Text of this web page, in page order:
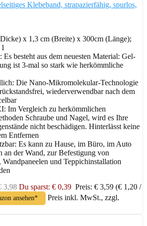
Klebeband, strapazierfähig, spurlos,
x 1,3 cm (Breite) x 300cm (Länge);
Es besteht aus dem neuesten Material: Gel-
ist 3-mal so stark wie herkömmliche
Die Nano-Mikromolekular-Technologie
wiederverwendbar nach dem
Im Vergleich zu herkömmlichen
Schraube und Nagel, wird es Ihre
nicht beschädigen. Hinterlässt keine
Entfernen
Es kann zu Hause, im Büro, im Auto
an der Wand, zur Befestigung von
und Teppichinstallation
3,98 Du sparst: € 0,39 Preis: € 3,59 (€ 1,20 /
ansehen*
Preis inkl. MwSt., zzgl.